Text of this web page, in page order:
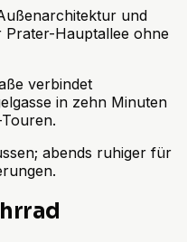
und
Hauptallee ohne
verbindet
in zehn Minuten
abends ruhiger für